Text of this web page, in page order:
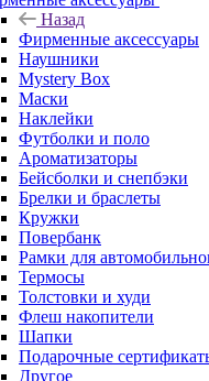
Назад
Фирменные аксессуары
Наушники
Mystery Box
Маски
Наклейки
Футболки и поло
Ароматизаторы
Бейсболки и снепбэки
Брелки и браслеты
Кружки
Повербанк
Рамки для
Термосы
Толстовки и худи
Флеш накопители
Шапки
Подарочные
Другое